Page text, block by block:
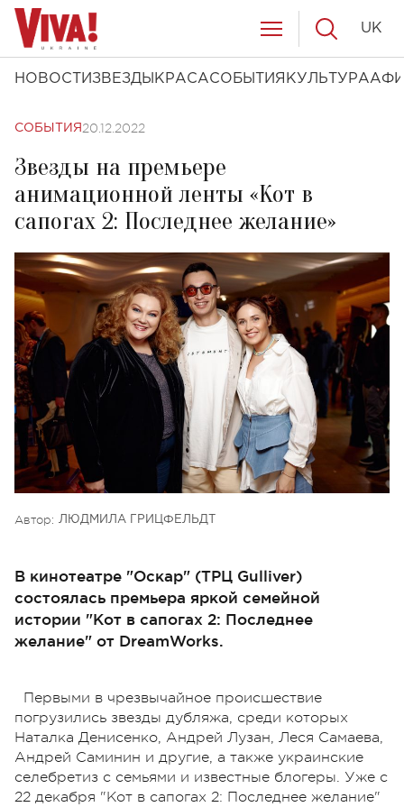
НОВОСТИ ЗВЕЗДЫ КРАСАСОБЫТИЯ КУЛЬТУРА
UK
СОБЫТИЯ 20.12.2022
Звезды на премьере
анимационной ленты «Кот в
сапогах 2: Последнее желание»
Автор: ЛЮДМИЛА ГРИЦФЕЛЬДТ
В кинотеатре "Оскар" (ТРЦ Gulliver)
состоялась премьера яркой семейной
истории "Кот в сапогах 2: Последнее
желание" от DreamWorks.
Первыми в чрезвычайное происшествие
погрузились звезды дубляжа, среди которых
Наталка Денисенко, Андрей Лузан, Леся Самаева,
Андрей Саминин и другие, а также украинские
селебретиз с семьями и известные блогеры. Уже с
22 декабря "Кот в сапогах 2: Последнее желание"